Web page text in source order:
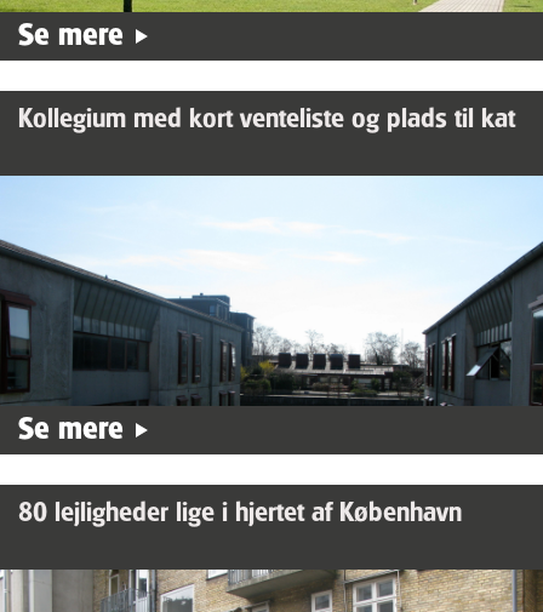
Se mere
Kollegium med kort venteliste og plads til kat
Se mere
80 lejligheder lige i hjertet af København